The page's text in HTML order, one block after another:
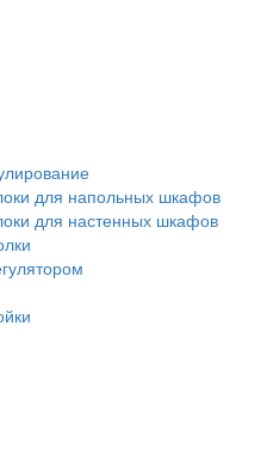
для напольных шкафов
для настенных шкафов